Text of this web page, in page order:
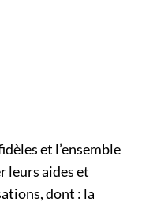
et l’ensemble
leurs aides et
dont : la